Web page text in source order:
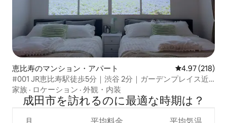
恵比寿のマンション・アパート レビュー218
4.97 (218)
#001 JR恵比寿駅徒歩5分｜渋谷 2分｜ガーデンプレイス近
｜最大5名｜リノベ済｜新宿原宿上野浅草
家族 · ロケーション · 外観・内装
成田市を訪⁠れ⁠るの⁠に最⁠適⁠な時⁠期⁠は⁠？